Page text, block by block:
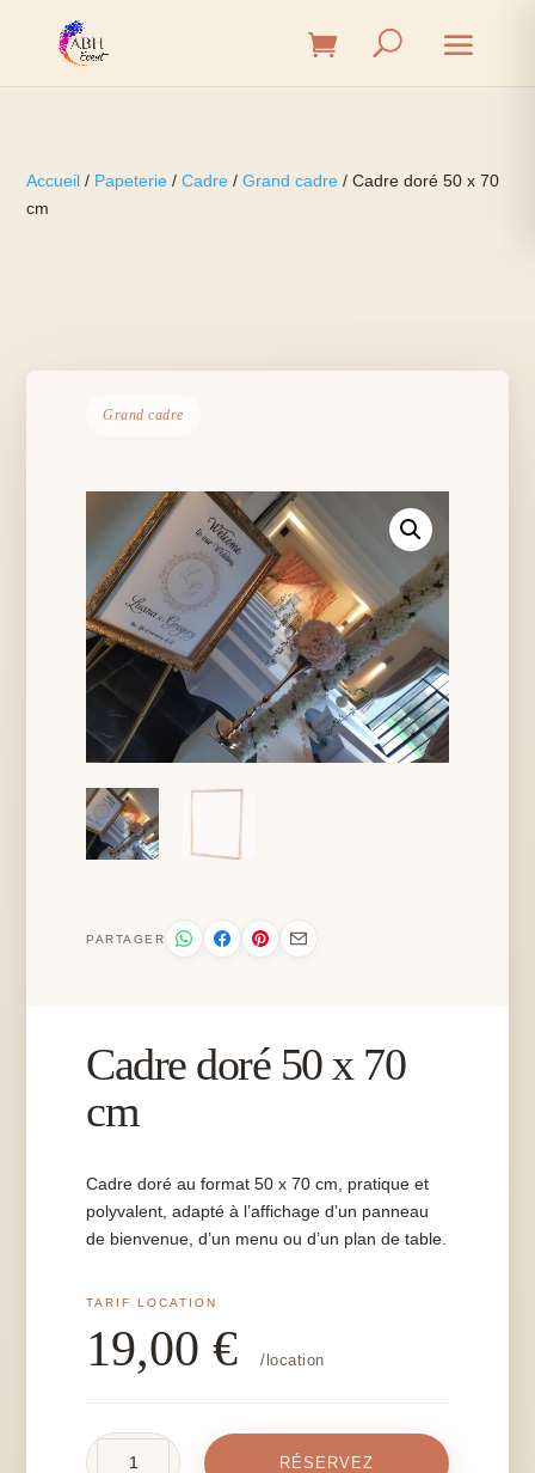
Accueil / Papeterie /Cadre /Grand cadre / Cadre doré 50 x 70
cm
Grand cadre
PARTAGER
Cadre doré 50 x 70
cm
Cadre doré au format 50 x 70 cm, pratique et
polyvalent, adapté à l’affichage d’un panneau
de bienvenue, d’un menu ou d’un plan de table.
19,00€ /location
RÉSERVEZ